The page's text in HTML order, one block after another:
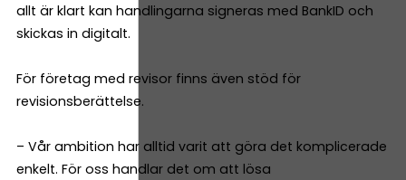
allt är klart kan handlingarna signeras med BankID och
skickas in digitalt.
För företag med revisor finns även stöd för
revisionsberättelse.
– Vår ambition har alltid varit att göra det komplicerade
enkelt. För oss handlar det om att lösa